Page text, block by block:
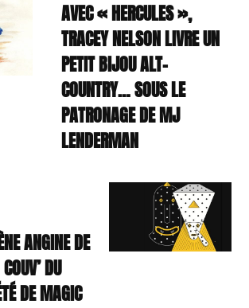
AVEC « HERCULES »,
TRACEY NELSON LIVRE UN
PETIT BIJOU ALT-
COUNTRY… SOUS LE
PATRONAGE DE MJ
LENDERMAN
ANGINE DE
DU
DE MAGIC